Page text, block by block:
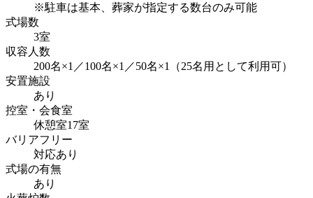
※駐車は基本、葬家が指定する数台のみ可能
式場数
3室
収容人数
200名×1／100名×1／50名×1（25名用として利用可）
安置施設
あり
控室・会食室
休憩室17室
バリアフリー
対応あり
式場の有無
あり